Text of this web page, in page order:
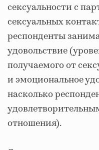
сексуальности с
сексуальных
респонденты
удовольствие
получаемого от
и эмоциональное
насколько
отношения).